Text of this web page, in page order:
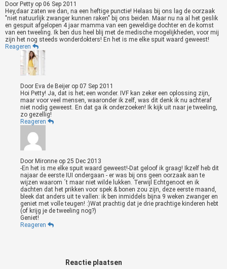
Door Petty op 06 Sep 2011
Hey,daar zaten we dan, na een heftige punctie! Helaas bij ons lag de oorzaak
"niet natuurlijk zwanger kunnen raken" bij ons beiden. Maar nu na al het geslik
en gespuit afgelopen 4 jaar mamma van een geweldige dochter en de komst
van een tweeling. Ik ben dus heel blij met de medische mogelijkheden, voor mij
zijn het nog steeds wonderdokters! En het is me elke spuit waard geweest!
Reageren
Door Eva de Beijer op 07 Sep 2011
Hoi Petty! Ja, dat is het; een wonder. IVF kan zeker een oplossing zijn,
maar voor veel mensen, waaronder ik zelf, was dit denk ik nu achteraf
niet nodig geweest. En dat ga ik onderzoeken! Ik kijk uit naar je tweeling,
zo gezellig!
Reageren
Door Mironne op 25 Dec 2013
-En het is me elke spuit waard geweest!-Dat geloof ik graag! Ikzelf heb dit
najaar de eerste IUI ondergaan - er was bij ons geen oorzaak aan te
wijzen waarom ´t maar niet wilde lukken. Terwijl Echtgenoot en ik
dachten dat het prikken voor spek & bonen zou zijn, deze eerste maand,
bleek dat anders uit te vallen: ik ben inmiddels bijna 9 weken zwanger en
geniet met volle teugen! :)Wat prachtig dat je drie prachtige kinderen hebt
(of krijg je de tweeling nog?)
Geniet!
Reageren
Reactie plaatsen